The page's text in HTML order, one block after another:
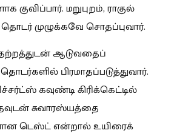
மறுபுறம், ராகுல்
முழுக்கவே சொதப்புவார்.
ஆடுவதைப்
பிரமாதப்படுத்துவார்.
கவுண்டி கிரிக்கெட்டில்
சுவாரஸ்யத்தை
டெஸ்ட் என்றால் உயிரைக்